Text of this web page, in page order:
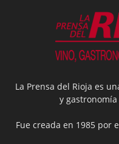
La Prensa del Rioja es
y
Fue creada en 1985 por